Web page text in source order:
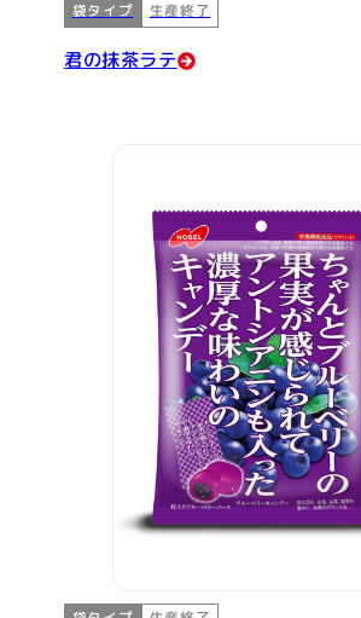
袋タイプ 生産終了
君の抹茶ラテ